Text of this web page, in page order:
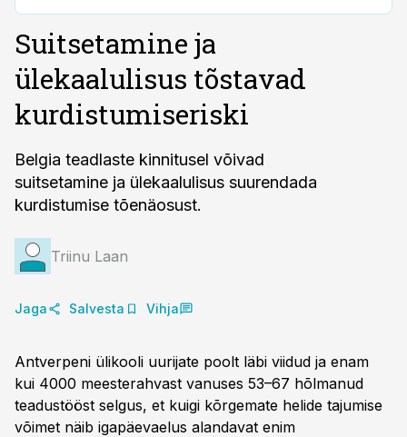
Suitsetamine ja
ülekaalulisus tõstavad
kurdistumiseriski
Belgia teadlaste kinnitusel võivad
suitsetamine ja ülekaalulisus suurendada
kurdistumise tõenäosust.
Triinu Laan
Jaga Salvesta Vihja
Antverpeni ülikooli uurijate poolt läbi viidud ja enam
kui 4000 meesterahvast vanuses 53–67 hõlmanud
teadustööst selgus, et kuigi kõrgemate helide tajumise
võimet näib igapäevaelus alandavat enim